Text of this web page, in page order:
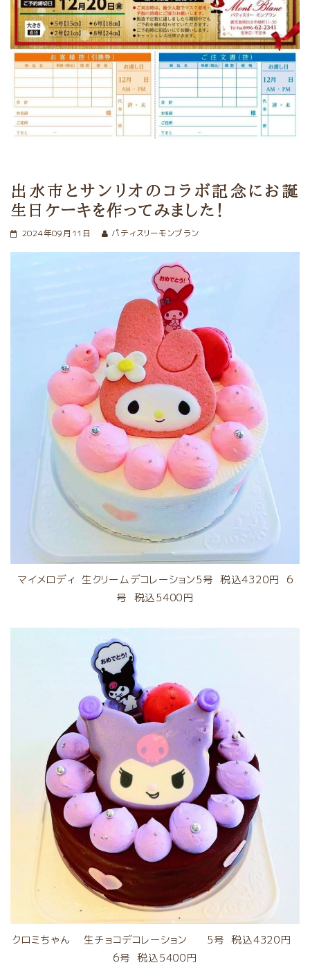
出水市とサンリオのコラボ記念にお誕
生日ケーキを作ってみました！
2024年09月11日 パティスリーモンブラン
マイメロディ 生クリームデコレーション5号 税込4320円 6
号 税込5400円
クロミちゃん 生チョコデコレーション 5号 税込4320円
6号 税込5400円